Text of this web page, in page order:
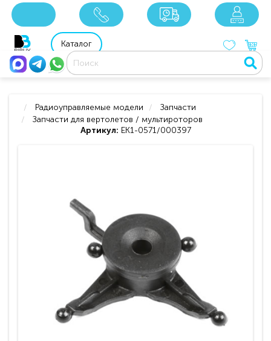
8 800 201 92 06
Каталог
Радиоуправляемые модели
Запчасти
Запчасти для вертолетов / мультироторов
Артикул: EK1-0571/000397
xxx